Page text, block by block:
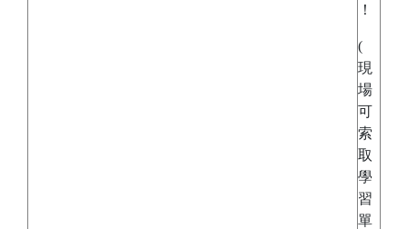
！
(
現
場
可
索
取
學
習
單